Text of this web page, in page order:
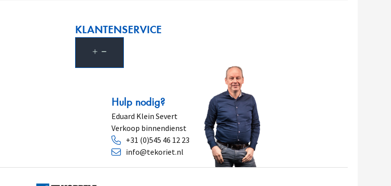
KLANTENSERVICE
Hulp nodig?
Eduard Klein Severt
Verkoop binnendienst
+31 (0)545 46 12 23
info@tekoriet.nl